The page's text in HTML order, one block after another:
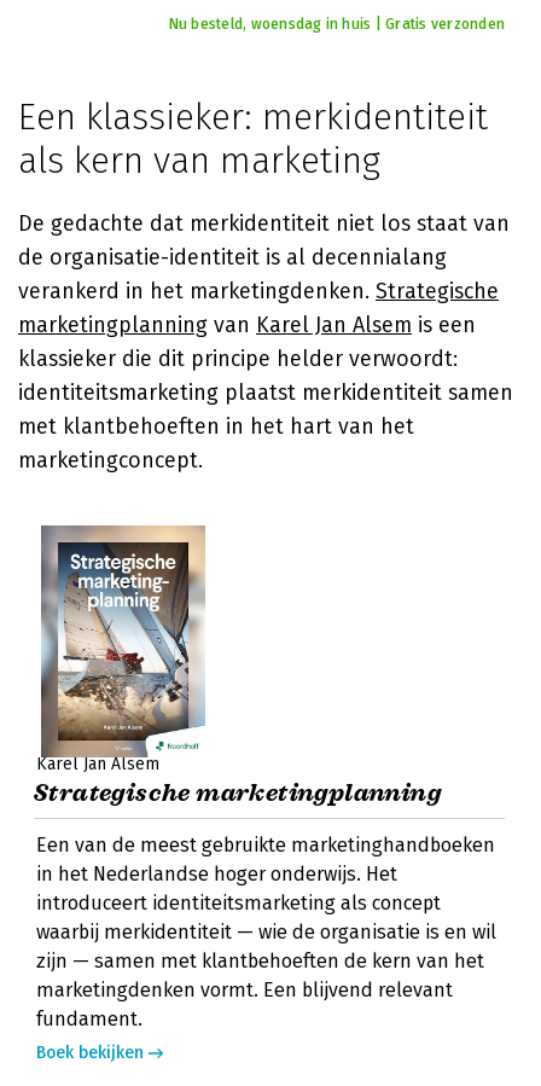
Nu besteld, woensdag in huis | Gratis verzonden
Een klassieker: merkidentiteit
als kern van marketing
De gedachte dat merkidentiteit niet los staat van
de organisatie-identiteit is al decennialang
verankerd in het marketingdenken. Strategische
marketingplanning van Karel Jan Alsem is een
klassieker die dit principe helder verwoordt:
identiteitsmarketing plaatst merkidentiteit samen
met klantbehoeften in het hart van het
marketingconcept.
Karel Jan Alsem
Strategische marketingplanning
Een van de meest gebruikte marketinghandboeken
in het Nederlandse hoger onderwijs. Het
introduceert identiteitsmarketing als concept
waarbij merkidentiteit — wie de organisatie is en wil
zijn — samen met klantbehoeften de kern van het
marketingdenken vormt. Een blijvend relevant
fundament.
Boek bekijken